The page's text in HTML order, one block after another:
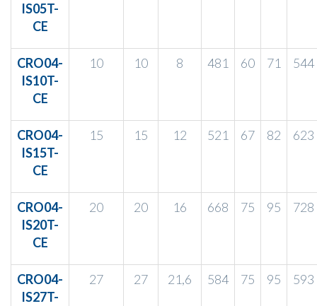
IS05T-
CE
CRO04-
IS10T-
CE
10 10 8 481 60 71 544
CRO04-
IS15T-
CE
15 15 12 521 67 82 623
CRO04-
IS20T-
CE
20 20 16 668 75 95 728
CRO04-
IS27T-
27 27 21,6 584 75 95 593